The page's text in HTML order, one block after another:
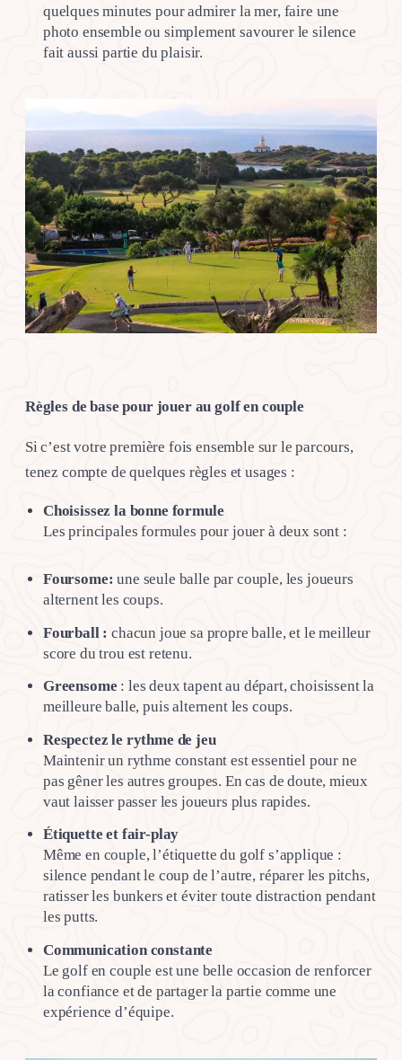
quelques minutes pour admirer la mer, faire une
photo ensemble ou simplement savourer le silence
fait aussi partie du plaisir.
Règles de base pour jouer au golf en couple
Si c’est votre première fois ensemble sur le parcours,
tenez compte de quelques règles et usages :
Choisissez la bonne formule
Les principales formules pour jouer à deux sont :
Foursome: une seule balle par couple, les joueurs
alternent les coups.
Fourball :chacun joue sa propre balle, et le meilleur
score du trou est retenu.
Greensome : les deux tapent au départ, choisissent la
meilleure balle, puis alternent les coups.
Respectez le rythme de jeu
Maintenir un rythme constant est essentiel pour ne
pas gêner les autres groupes. En cas de doute, mieux
vaut laisser passer les joueurs plus rapides.
Étiquette et fair-play
Même en couple, l’étiquette du golf s’applique :
silence pendant le coup de l’autre, réparer les pitchs,
ratisser les bunkers et éviter toute distraction pendant
les putts.
Communication constante
Le golf en couple est une belle occasion de renforcer
la confiance et de partager la partie comme une
expérience d’équipe.